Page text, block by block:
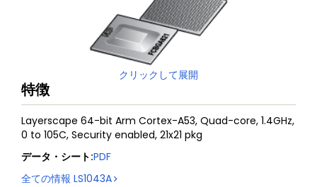
クリックして展開
特徴
Layerscape 64-bit Arm Cortex-A53, Quad-core, 1.4GHz,
0 to 105C, Security enabled, 21x21 pkg
データ・シート:PDF
全ての情報 LS1043A